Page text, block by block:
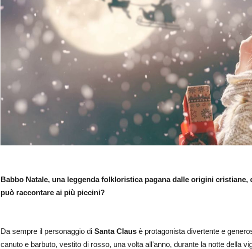
Babbo Natale, una leggenda folkloristica pagana dalle origini
può raccontare ai più piccini?
Da sempre il personaggio diSanta Claus è protagonista divertente e
canuto e barbuto, vestito di rosso, una volta all’anno, durante la notte della